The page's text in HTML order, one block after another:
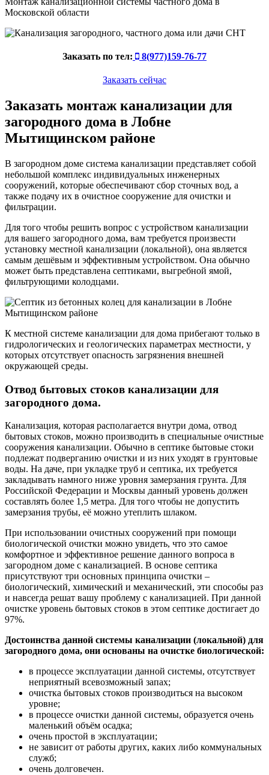
Московской области
Заказать по тел: 8(977)159-76-77
Заказать сейчас
Заказать монтаж канализации для
загородного дома в Лобне
Мытищинском районе
В загородном доме система канализации представляет собой
небольшой комплекс индивидуальных инженерных
сооружений, которые обеспечивают сбор сточных вод, а
также подачу их в очистное сооружение для очистки и
фильтрации.
Для того чтобы решить вопрос с устройством канализации
для вашего загородного дома, вам требуется произвести
установку местной канализации (локальной), она является
самым дешёвым и эффективным устройством. Она обычно
может быть представлена септиками, выгребной ямой,
фильтрующими колодцами.
К местной системе канализации для дома прибегают только в
гидрологических и геологических параметрах местности, у
которых отсутствует опасность загрязнения внешней
окружающей среды.
Отвод бытовых стоков канализации для
загородного дома.
Канализация, которая располагается внутри дома, отвод
бытовых стоков, можно производить в специальные очистные
сооружения канализации. Обычно в септике бытовые стоки
подлежат подверганию очистки и из них уходят в грунтовые
воды. На даче, при укладке труб и септика, их требуется
закладывать намного ниже уровня замерзания грунта. Для
Российской Федерации и Москвы данный уровень должен
составлять более 1,5 метра. Для того чтобы не допустить
замерзания трубы, её можно утеплить шлаком.
При использовании очистных сооружений при помощи
биологической очистки можно увидеть, что это самое
комфортное и эффективное решение данного вопроса в
загородном доме с канализацией. В основе септика
присутствуют три основных принципа очистки –
биологический, химический и механический, эти способы раз
и навсегда решат вашу проблему с канализацией. При данной
очистке уровень бытовых стоков в этом септике достигает до
97%.
Достоинства данной системы канализации (локальной) для
загородного дома, они основаны на очистке биологической:
в процессе эксплуатации данной системы, отсутствует
неприятный всевозможный запах;
очистка бытовых стоков производиться на высоком
уровне;
в процессе очистки данной системы, образуется очень
маленький объём осадка;
очень простой в эксплуатации;
не зависит от работы других, каких либо коммунальных
служб;
очень долговечен.